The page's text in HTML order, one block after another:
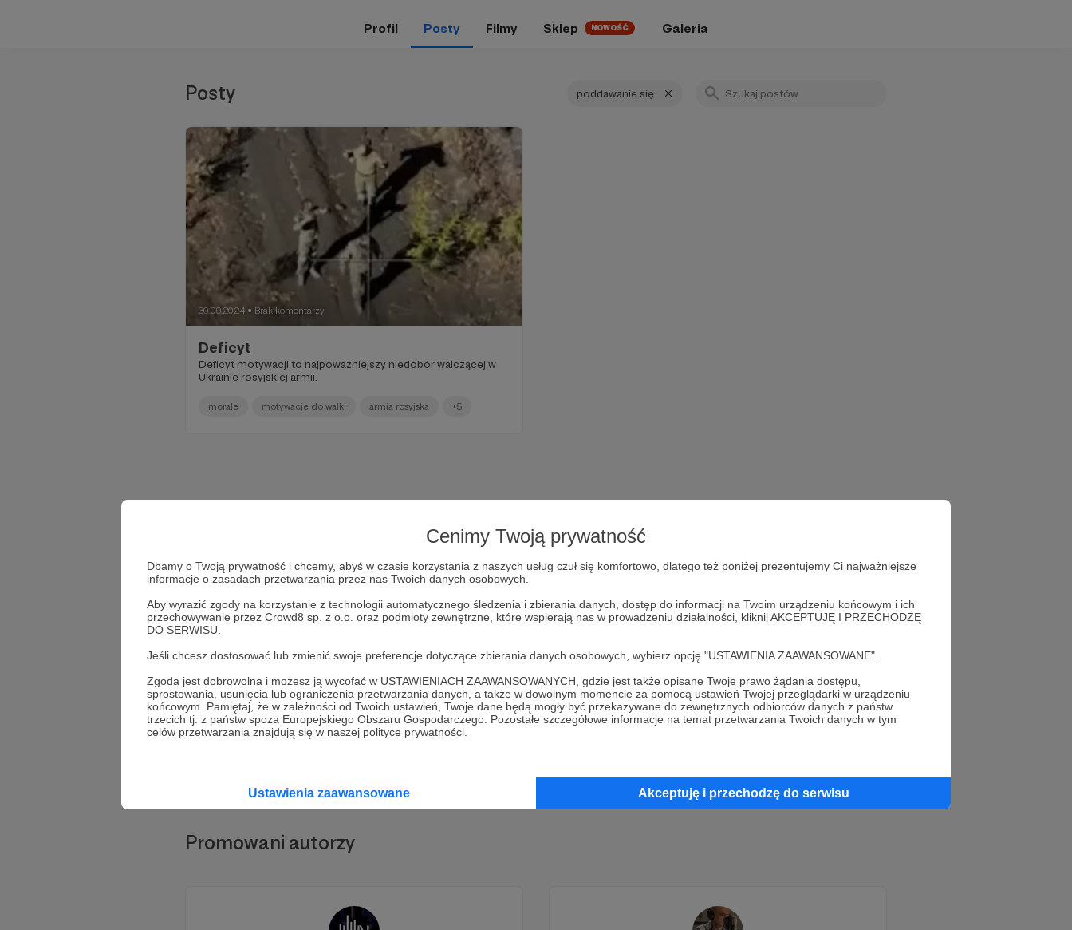
Cenimy Twoją prywatność
Dbamy o Twoją prywatność i chcemy, abyś w czasie korzystania z naszych usług czuł się komfortowo, dlatego też poniżej prezentujemy Ci najważniejsze
informacje o zasadach przetwarzania przez nas Twoich danych osobowych.
Aby wyrazić zgody na korzystanie z technologii automatycznego śledzenia i zbierania danych, dostęp do informacji na Twoim urządzeniu końcowym i ich
przechowywanie przez Crowd8 sp. z o.o. oraz podmioty zewnętrzne, które wspierają nas w prowadzeniu działalności, kliknij AKCEPTUJĘ I PRZECHODZĘ
DO SERWISU.
Jeśli chcesz dostosować lub zmienić swoje preferencje dotyczące zbierania danych osobowych, wybierz opcję "USTAWIENIA ZAAWANSOWANE".
Zgoda jest dobrowolna i możesz ją wycofać w USTAWIENIACH ZAAWANSOWANYCH, gdzie jest także opisane Twoje prawo żądania dostępu,
sprostowania, usunięcia lub ograniczenia przetwarzania danych, a także w dowolnym momencie za pomocą ustawień Twojej przeglądarki w urządzeniu
końcowym. Pamiętaj, że w zależności od Twoich ustawień, Twoje dane będą mogły być przekazywane do zewnętrznych odbiorców danych z państw
trzecich tj. z państw spoza Europejskiego Obszaru Gospodarczego. Pozostałe szczegółowe informacje na temat przetwarzania Twoich danych w tym
celów przetwarzania znajdują się w naszej polityce prywatności.
Ustawienia zaawansowane Akceptuję i przechodzę do serwisu
Profil Posty Filmy Sklep NOWOŚĆ Galeria
Posty poddawanie się
30.09.2024 ● Brak komentarzy
Deficyt
Deficyt motywacji to najpoważniejszy niedobór walczącej w
Ukrainie rosyjskiej armii.
morale motywacje do walki armia rosyjska +5
Wesprzyj działalność AutoraMarcin Ogdowskijuż teraz!
Zostań Patronem
Promowani autorzy